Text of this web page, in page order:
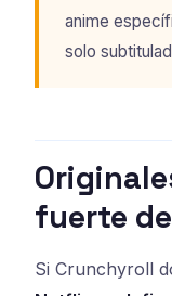
anime
solo
fuerte
Si Crunchyroll